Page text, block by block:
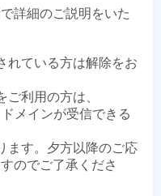
詳細のご説明をいた
れている方は解除をお
利用の方は、
メインが受信できる
ます。夕方以降のご応
のでご了承くださ